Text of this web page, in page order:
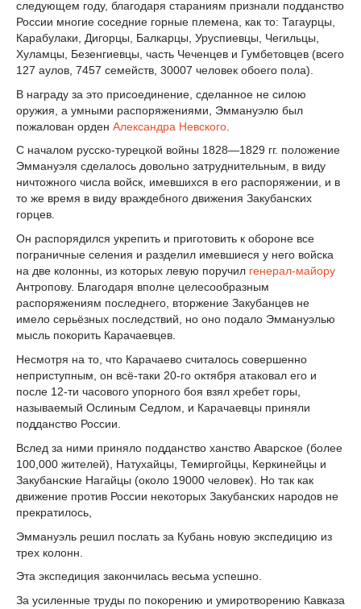
следующем году, благодаря стараниям признали подданство
России многие соседние горные племена, как то: Тагаурцы,
Карабулаки, Дигорцы, Балкарцы, Уруспиевцы, Чегильцы,
Хуламцы, Безенгиевцы, часть Чеченцев и Гумбетовцев (всего
127 аулов, 7457 семейств, 30007 человек обоего пола).
В награду за это присоединение, сделанное не силою
оружия, а умными распоряжениями, Эммануэлю был
пожалован орден Александра Невского
С началом русско-турецкой войны 1828—1829 гг. положение
Эммануэля сделалось довольно затруднительным, в виду
ничтожного числа войск, имевшихся в его распоряжении, и в
то же время в виду враждебного движения Закубанских
горцев.
Он распорядился укрепить и приготовить к обороне все
пограничные селения и разделил имевшиеся у него войска
на две колонны, из которых левую поручил генерал-майору
Антропову. Благодаря вполне целесообразным
распоряжениям последнего, вторжение Закубанцев не
имело серьёзных последствий, но оно подало Эммануэлью
мысль покорить Карачаевцев.
Несмотря на то, что Карачаево считалось совершенно
неприступным, он всё-таки 20-го октября атаковал его и
после 12-ти часового упорного боя взял хребет горы,
называемый Ослиным Седлом, и Карачаевцы приняли
подданство России.
Вслед за ними приняло подданство ханство Аварское (более
100,000 жителей), Натухайцы, Темиргойцы, Керкинейцы и
Закубанские Нагайцы (около 19000 человек). Но так как
движение против России некоторых Закубанских народов не
прекратилось,
Эммануэль решил послать за Кубань новую экспедицию из
трех колонн.
Эта экспедиция закончилась весьма успешно.
За усиленные труды по покорению и умиротворению Кавказа